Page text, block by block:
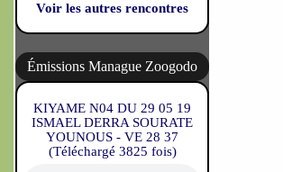
Voir les autres rencontres
Émissions Manague Zoogodo
KIYAME N04 DU 29 05 19
ISMAEL DERRA SOURATE
YOUNOUS - VE 28 37
(Téléchargé 3825 fois)